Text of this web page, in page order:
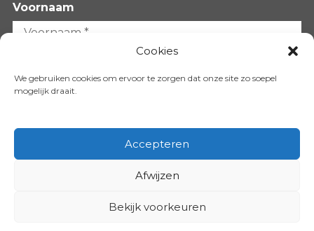
Cookies
We gebruiken cookies om ervoor te zorgen dat onze site zo soepel
mogelijk draait.
Accepteren
Afwijzen
Bekijk voorkeuren
Voornaam
VOLG ONS OP: